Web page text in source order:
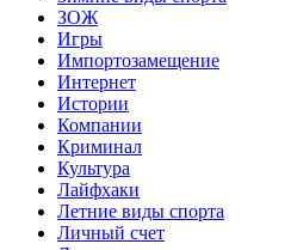
ЗОЖ
Игры
Импортозамещение
Интернет
Истории
Компании
Криминал
Культура
Лайфхаки
Летние виды спорта
Личный счет